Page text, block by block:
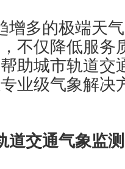
增多的极端天
不仅降低服务
助城市轨道交
业级气象解决
道交通气象监